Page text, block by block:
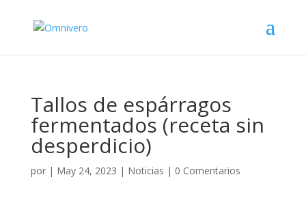
Tallos de espárragos
fermentados (receta sin
desperdicio)
por | May 24, 2023 | Noticias | 0 Comentarios